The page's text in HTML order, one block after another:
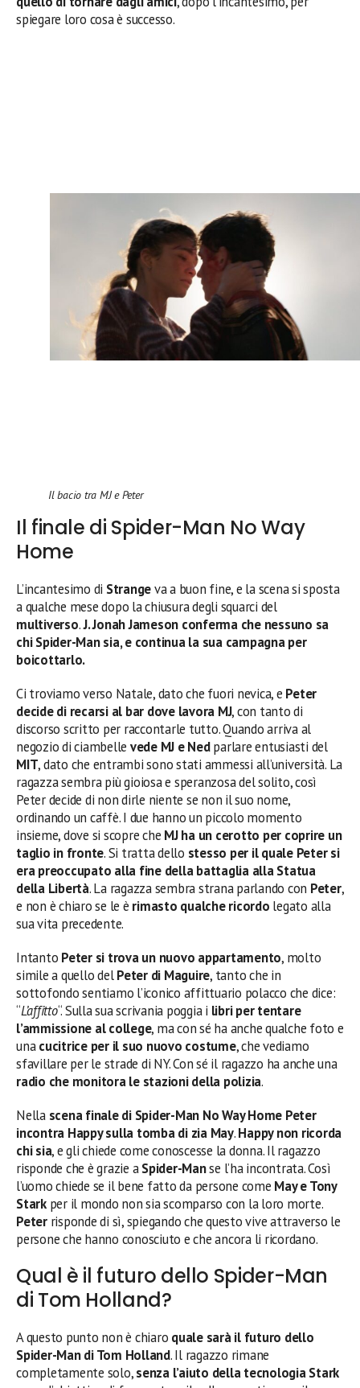
spiegare loro cosa è successo.
Il bacio tra MJ e Peter
Il finale di Spider-Man No Way
Home
L’incantesimo di Strangeva a buon fine, e la scena si sposta
a qualche mese dopo la chiusura degli squarci del
multiverso.J. Jonah Jameson conferma che nessuno sa
chi Spider-Man sia, e continua la sua campagna per
boicottarlo.
Ci troviamo verso Natale, dato che fuori nevica, e Peter
decide di recarsi al bar dove lavora MJ, con tanto di
discorso scritto per raccontarle tutto. Quando arriva al
negozio di ciambelle vede MJ e Nedparlare entusiasti del
MIT, dato che entrambi sono stati ammessi all’università. La
ragazza sembra più gioiosa e speranzosa del solito, così
Peter decide di non dirle niente se non il suo nome,
ordinando un caffè. I due hanno un piccolo momento
insieme, dove si scopre che MJ ha un cerotto per coprire un
taglio in fronte. Si tratta dello stesso per il quale Peter si
era preoccupato alla fine della battaglia alla Statua
della Libertà. La ragazza sembra strana parlando con Peter,
e non è chiaro se le è rimasto qualche ricordo legato alla
sua vita precedente.
Intanto Peter si trova un nuovo appartamento, molto
simile a quello delPeter di Maguire, tanto che in
sottofondo sentiamo l’iconico affittuario polacco che dice:
“L’affitto“. Sulla sua scrivania poggia i libri per tentare
l’ammissione al college, ma con sé ha anche qualche foto e
unacucitrice per il suo nuovo costume, che vediamo
sfavillare per le strade di NY. Con sé il ragazzo ha anche una
radio che monitora le stazioni della polizia.
Nella scena finale di Spider-Man No Way Home Peter
incontra Happy sulla tomba di zia May.Happy non ricorda
chi sia, e gli chiede come conoscesse la donna. Il ragazzo
risponde che è grazie aSpider-Manse l’ha incontrata. Così
l’uomo chiede se il bene fatto da persone come May e Tony
Starkper il mondo non sia scomparso con la loro morte.
Peter risponde di sì, spiegando che questo vive attraverso le
persone che hanno conosciuto e che ancora li ricordano.
Qual è il futuro dello Spider-Man
di Tom Holland?
A questo punto non è chiaro quale sarà il futuro dello
Spider-Man di Tom Holland. Il ragazzo rimane
completamente solo,senza l’aiuto della tecnologia Stark